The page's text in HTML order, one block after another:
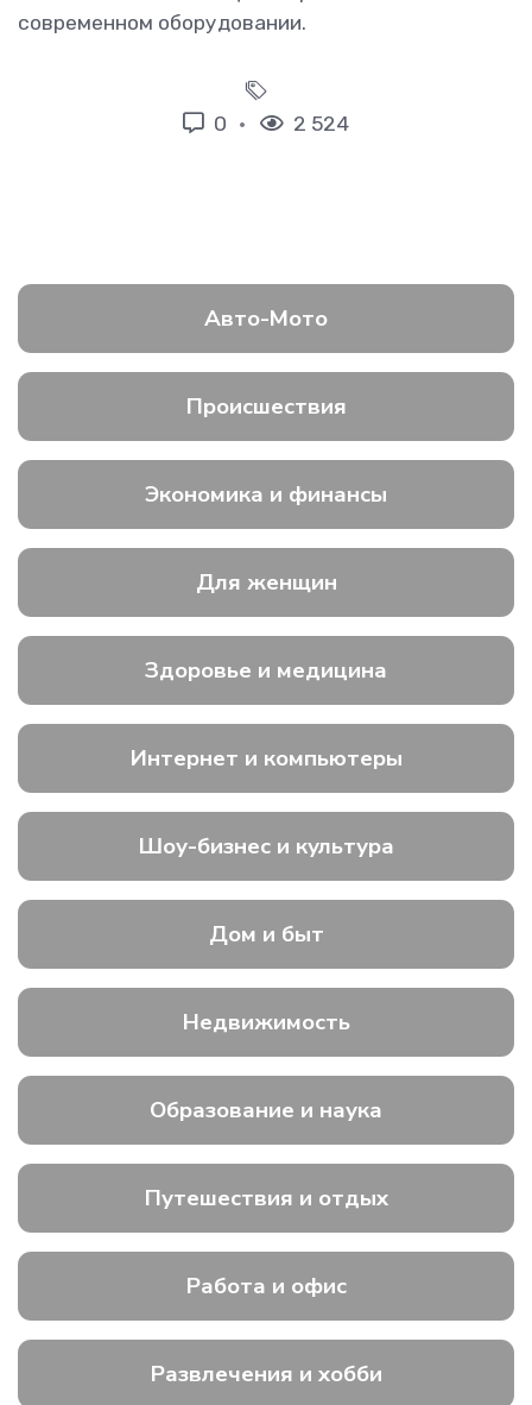
современном оборудовании.
0 2 524
Авто-Мото
Происшествия
Экономика и финансы
Для женщин
Здоровье и медицина
Интернет и компьютеры
Шоу-бизнес и культура
Дом и быт
Недвижимость
Образование и наука
Путешествия и отдых
Работа и офис
Развлечения и хобби